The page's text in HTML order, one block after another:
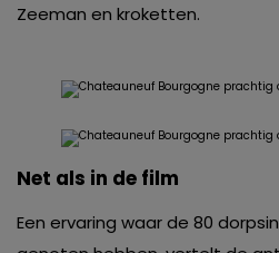
Zeeman en kroketten.
Net als in de film
Een ervaring waar de 80